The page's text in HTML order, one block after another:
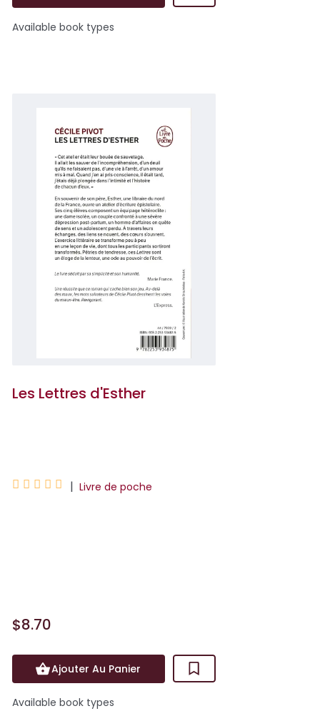
Available book types
Les Lettres d'Esther
     | Livre de poche
$8.70
Ajouter Au Panier
Available book types